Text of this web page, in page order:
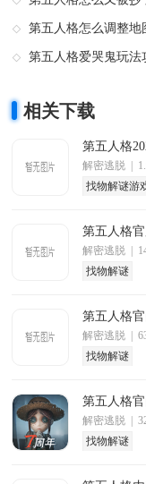
第五人格怎么调整地
第五人格爱哭鬼玩
相关下载
第五人格
解密逃脱 |
找物解谜游
第五人格
解密逃脱 |
找物解谜
第五人格
解密逃脱 |
找物解谜
第五人格
解密逃脱 |
找物解谜